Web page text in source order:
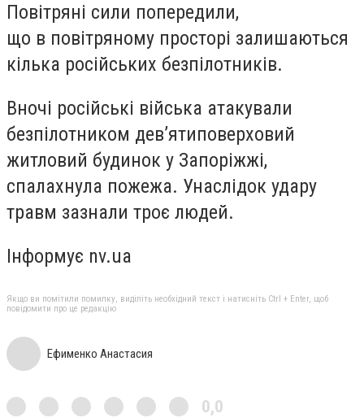
Повітряні сили попередили,
що в повітряному просторі залишаються
кілька російських безпілотників.
Вночі російські війська атакували
безпілотником дев’ятиповерховий
житловий будинок у Запоріжжі,
спалахнула пожежа. Унаслідок удару
травм зазнали троє людей.
Інформує nv.ua
Якщо ви помітили помилку, виділіть необхідний текст і натисніть Ctrl + Enter, щоб
повідомити про це редакцію
Ефименко Анастасия
0,0